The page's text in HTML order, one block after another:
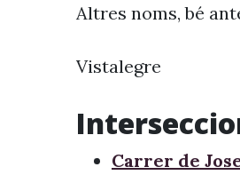
Altres noms, bé
Vistalegre
Carrer de